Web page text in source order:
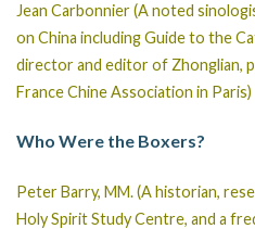
Jean Carbonnier (A noted
on China including Guide to the
director and editor of Zhonglian,
France Chine Association in Paris)
Who Were the Boxers?
Peter Barry, MM. (A historian,
Holy Spirit Study Centre, and a